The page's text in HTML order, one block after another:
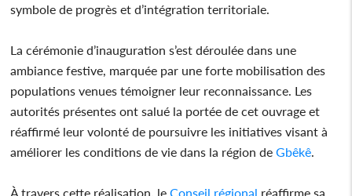
symbole de progrès et d’intégration territoriale.
La cérémonie d’inauguration s’est déroulée dans une
ambiance festive, marquée par une forte mobilisation des
populations venues témoigner leur reconnaissance. Les
autorités présentes ont salué la portée de cet ouvrage et
réaffirmé leur volonté de poursuivre les initiatives visant à
améliorer les conditions de vie dans la région deGbêkê
À travers cette réalisation, le Conseil régional réaffirme sa